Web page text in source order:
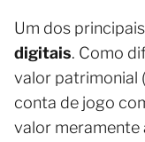
Um dos
digitais. Como
valor patrimonial
conta de jogo
valor